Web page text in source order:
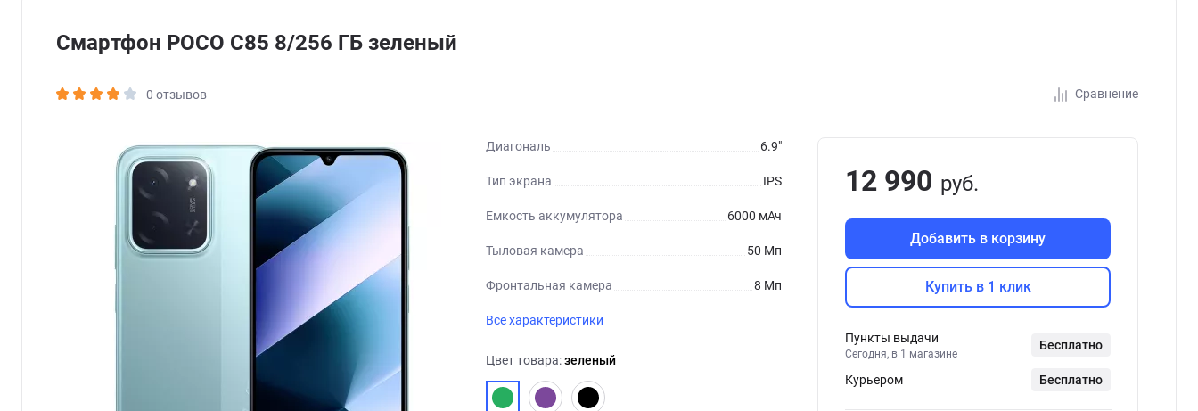
Смартфон POCO C85 8/256 ГБ зеленый
0 отзывов Сравнение
Диагональ 6.9"
Тип экрана IPS
Емкость аккумулятора 6000 мАч
Тыловая камера 50 Мп
Фронтальная камера 8 Мп
Все характеристики
Цвет товара:зеленый
12 990 руб.
Добавить в корзину
Купить в 1 клик
Пункты выдачи
Сегодня, в 1 магазине
Бесплатно
Курьером Бесплатно